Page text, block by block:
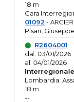
18 m
Gara
01092 -
Pisan, Giuseppe
R2604001
dal: 03/01/2026
al: 04/01/2026
Interregionale
Lombardia:
18 m
--